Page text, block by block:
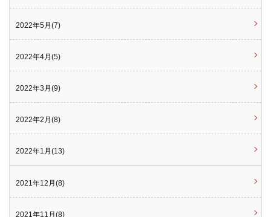
2022年5月(7)
2022年4月(5)
2022年3月(9)
2022年2月(8)
2022年1月(13)
2021年12月(8)
2021年11月(8)